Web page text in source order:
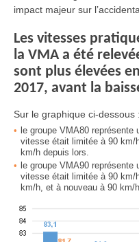
impact majeur sur
Les vitesses
la VMA a été
sont plus élevées
2017, avant la
Sur le graphique ci-dessous :
le groupe VMA80
vitesse était limitée à 90 km/
km/h depuis lors.
le groupe VMA90
vitesse était limitée à 90 km/
km/h, et à nouveau à 90 km/